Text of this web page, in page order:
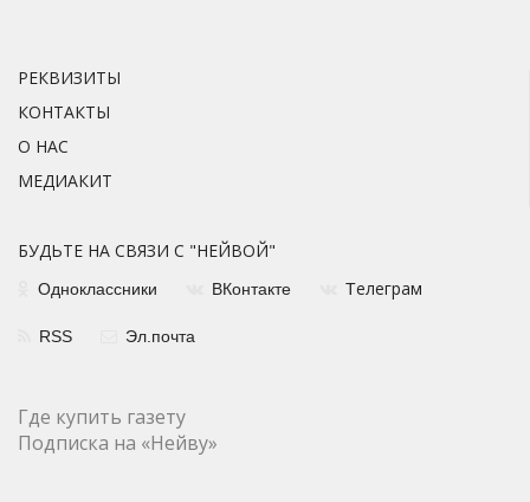
РЕКВИЗИТЫ
КОНТАКТЫ
О НАС
МЕДИАКИТ
БУДЬТЕ НА СВЯЗИ С "НЕЙВОЙ"
Одноклассники ВКонтакте Телеграм
RSS Эл.почта
Где купить газету
Подписка на «Нейву»